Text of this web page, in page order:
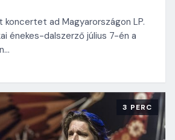
koncertet ad Magyarországon LP.
énekes-dalszerző július 7-én a
3 PERC